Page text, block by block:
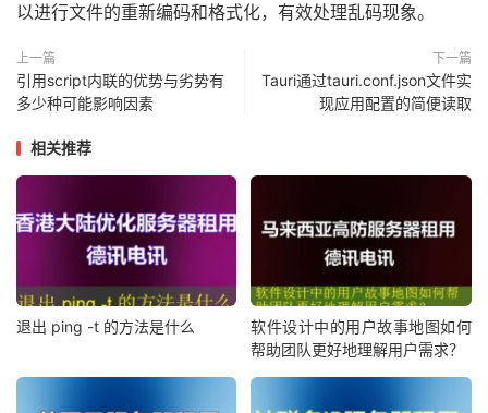
以进行文件的重新编码和格式化，有效处理乱码现象。
上一篇
引用script内联的优势与劣势有
多少种可能影响因素
下一篇
Tauri通过tauri.conf.json文件实
现应用配置的简便读取
相关推荐
退出 ping -t 的方法是什么
软件设计中的用户故事地图如何
帮助团队更好地理解用户需求？